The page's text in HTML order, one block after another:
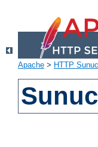
Apache > HTTP